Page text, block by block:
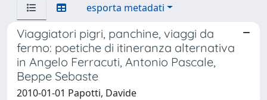
esporta metadati
Viaggiatori pigri, panchine, viaggi da
fermo: poetiche di itineranza alternativa
in Angelo Ferracuti, Antonio Pascale,
Beppe Sebaste
2010-01-01 Papotti, Davide